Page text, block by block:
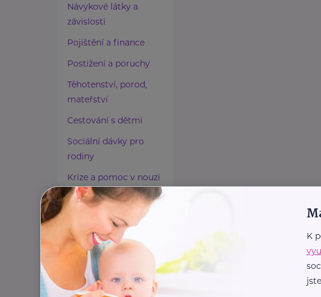
Návykové látky a
závislosti
Pojištění a finance
Postižení a poruchy
Těhotenství, porod,
mateřství
Cestování s dětmi
Sociální dávky pro
rodiny
Krize a pomoc v nouzi
Paliativní péče
Rady a tipy
Harmonie duše a těla
Zaměstnávání osob ze
zdravotním
postižením
K